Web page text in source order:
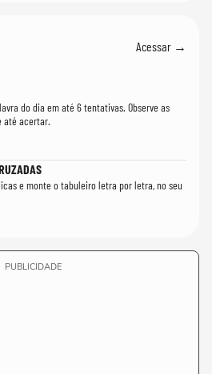
Acessar →
do dia em até 6 tentativas. Observe as
até acertar.
e monte o tabuleiro letra por letra, no seu
PUBLICIDADE